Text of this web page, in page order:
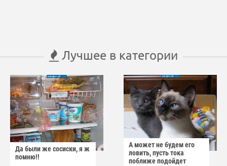
Лучшее в категории
Да были же сосиски, я ж
помню!!
А может не будем его
ловить, пусть тока
поближе подойдет